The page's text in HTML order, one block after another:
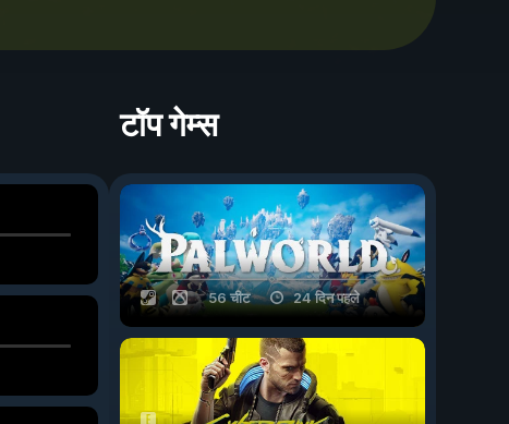
टॉप गेम्स
56 चीट 24 दिन पहले